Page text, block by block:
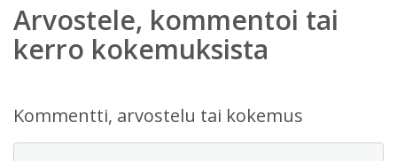
Arvostele, kommentoi tai
kerro kokemuksista
Kommentti, arvostelu tai kokemus